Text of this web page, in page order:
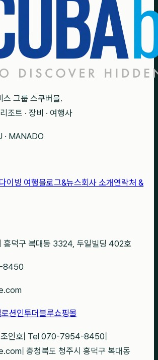
스 그룹 스쿠버블.
조트 · 장비 · 여행사
· MANADO
다이빙 여행블로그&뉴스회사 소개 연락처 &
흥덕구 복대동 3324, 두일빌딩 402호
8450
션인투더블루쇼핑몰
인호 Tel 070-7954-8450
충청북도 청주시 흥덕구 복대동